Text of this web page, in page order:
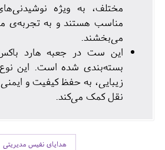
مختلف، به ویژه
مناسب هستند و به تجربه‌ی
می‌بخشند.
این ست در جعبه هارد باکس
بسته‌بندی شده است. این نوع
زیبایی، به حفظ کیفیت و
نقل کمک می‌کند.
هدایای نفیس مدیریتی